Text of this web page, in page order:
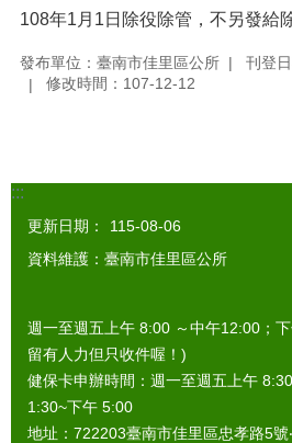
108年1 月 1 日除役除管，不另發給
發布單位：臺南市佳里區公所
刊登
修改時間：107-12-12
:::
更新日期：
115-08-06
資料維護：臺南市佳里區公所
週一至週五上午 8:00 ～中午12:00；
留有人力但只收件喔！)
健保卡申辦時間：週一至週五上午
1:30~下午 5:00
地址：722203臺南市佳里區忠孝路5